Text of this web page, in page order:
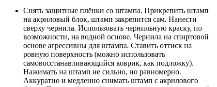
Снять защитные плёнки со штампа. Прикрепить штамп
на акриловый блок, штамп закрепится сам. Нанести
сверху чернила. Использовать чернильную краску, по
возможности, на водной основе. Чернила на спиртовой
основе агрессивны для штампа. Ставить оттиск на
ровную поверхность (можно использовать
самовосстанавливающийся коврик, как подложку).
Нажимать на штамп не сильно, но равномерно.
Аккуратно и медленно снимать штамп с акрилового